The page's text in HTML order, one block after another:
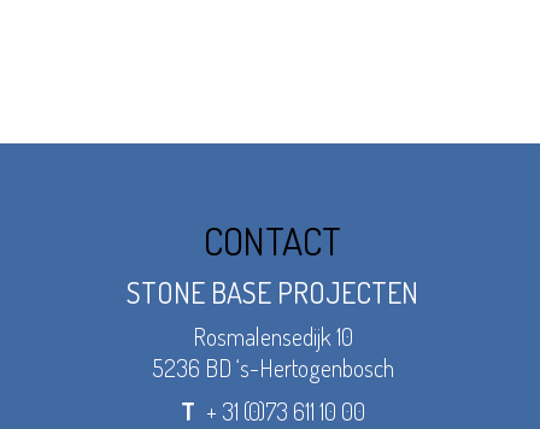
CONTACT
STONE BASE PROJECTEN
Rosmalensedijk 10
5236 BD ‘s-Hertogenbosch
T + 31 (0)73 611 10 00